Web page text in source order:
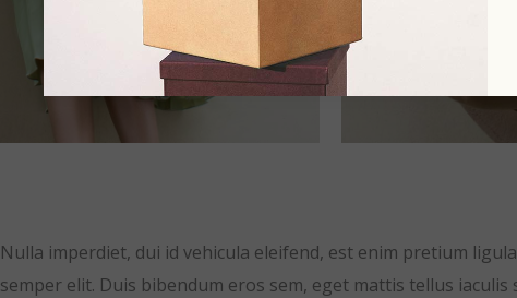
Nulla imperdiet, dui id vehicula eleifend, est enim pretium
semper elit. Duis bibendum eros sem, eget mattis tellus iaculis